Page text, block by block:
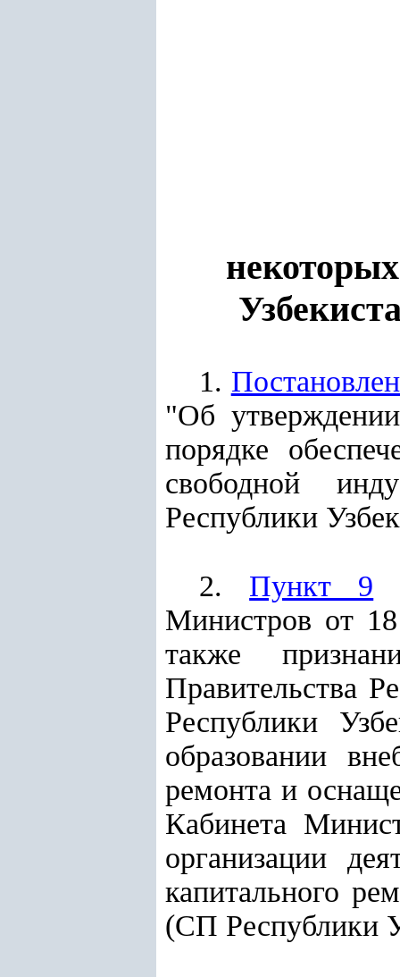
1.
"Об
порядке
свободной
Республики
2. Пункт 9
Министров от
также
Правительства
Республики
образовании
ремонта и
Кабинета
организации
капитального
(СП Республики